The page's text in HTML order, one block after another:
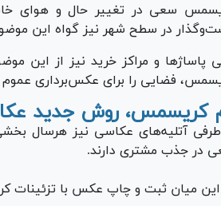
سعی در تغییر حال و هوای
در سطح شهر نیز گواه این
پاساژ‌ها و مراکز خرید نیز از این
فضایی را برای عکس‌برداری عموم
کریسمس، روش جدید
طرفی آتلیه‌های عکاسی نیز هرسال
در جذب مشتری دارند.
میان ثبت و چاپ عکس با تزئینات کریسمس ممکن است